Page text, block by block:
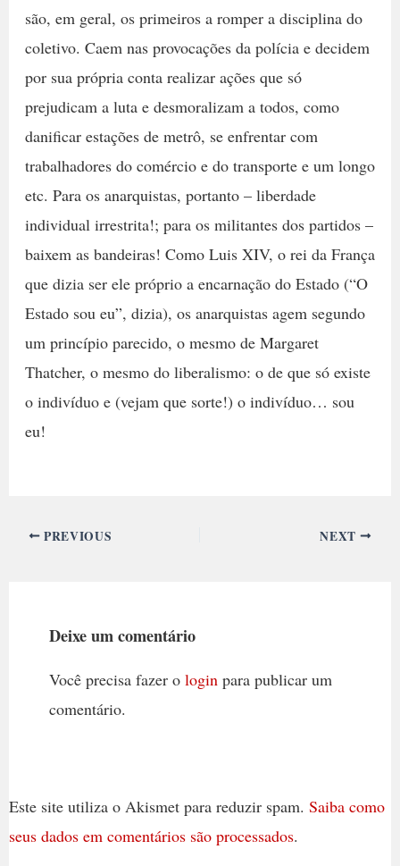
são, em geral, os primeiros a romper a disciplina do
coletivo. Caem nas provocações da polícia e decidem
por sua própria conta realizar ações que só
prejudicam a luta e desmoralizam a todos, como
danificar estações de metrô, se enfrentar com
trabalhadores do comércio e do transporte e um longo
etc. Para os anarquistas, portanto – liberdade
individual irrestrita!; para os militantes dos partidos –
baixem as bandeiras! Como Luis XIV, o rei da França
que dizia ser ele próprio a encarnação do Estado (“O
Estado sou eu”, dizia), os anarquistas agem segundo
um princípio parecido, o mesmo de Margaret
Thatcher, o mesmo do liberalismo: o de que só existe
o indivíduo e (vejam que sorte!) o indivíduo… sou
eu!
PREVIOUS NEXT
Deixe um comentário
Você precisa fazer o loginpara publicar um
comentário.
Este site utiliza o Akismet para reduzir spam. Saiba como
seus dados em comentários são processados.